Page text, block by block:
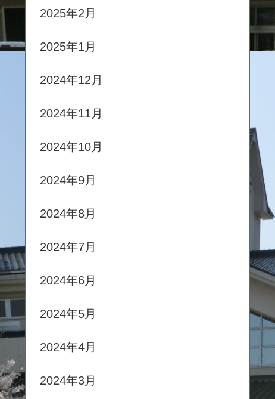
2025年2月
2025年1月
2024年12月
2024年11月
2024年10月
2024年9月
2024年8月
2024年7月
2024年6月
2024年5月
2024年4月
2024年3月